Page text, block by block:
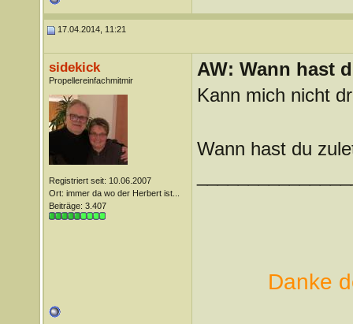
17.04.2014, 11:21
sidekick
Propellereinfachmitmir
Registriert seit: 10.06.2007
Ort: immer da wo der Herbert ist...
Beiträge: 3.407
AW: Wann hast
Kann mich nicht
Wann hast du
Danke